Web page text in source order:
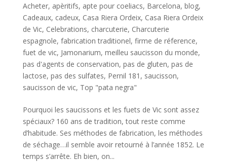
Acheter, apèritifs, apte pour coeliacs, Barcelona, blog,
Cadeaux, cadeux, Casa Riera Ordeix, Casa Riera Ordeix
de Vic, Celebrations, charcuterie, Charcuterie
espagnole, fabrication traditionel, firme de réference,
fuet de vic, Jamonarium, meilleu saucisson du monde,
pas d'agents de conservation, pas de gluten, pas de
lactose, pas des sulfates, Pernil 181 , saucisson,
saucisson de vic, Top "pata negra"
Pourquoi les saucissons et les fuets de Vic sont assez
spéciaux? 160 ans de tradition, tout reste comme
d’habitude. Ses méthodes de fabrication, les méthodes
de séchage…il semble avoir retourné à l’année 1852. Le
temps s’arrête. Eh bien, on...